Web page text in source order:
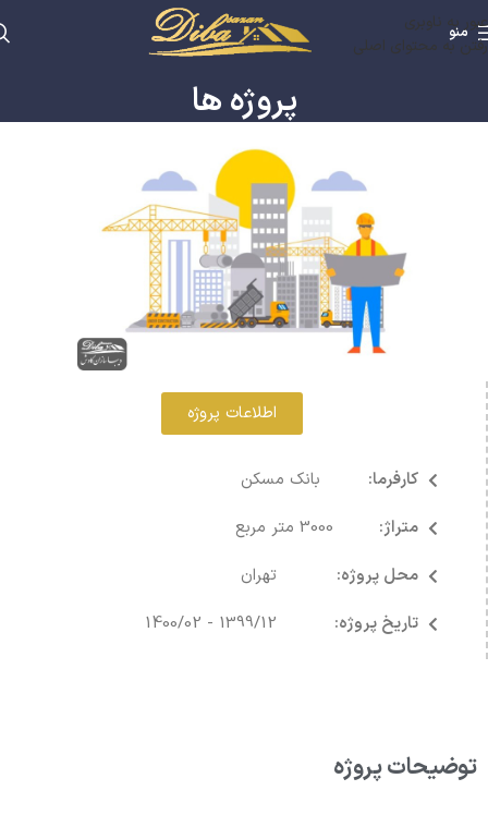
عبور به ناوبری
رفتن به محتوای اصلی
منو
پروژه ها
اطلاعات پروژه
کارفرما:
بانک مسکن
متراژ:
3000 متر مربع
محل پروژه:
تهران
تاریخ پروژه:
1399/12 - 1400/02
توضیحات پروژه